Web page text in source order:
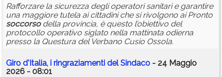
Rafforzare la sicurezza degli operatori sanitari e garantire
una maggiore tutela ai cittadini che si rivolgono ai Pronto
soccorsodella provincia, è questo l’obiettivo del
protocollo operativo siglato nella mattinata odierna
presso la Questura del Verbano Cusio Ossola.
Giro d'Italia, i ringraziamenti del Sindaco - 24 Maggio
2026 - 08:01